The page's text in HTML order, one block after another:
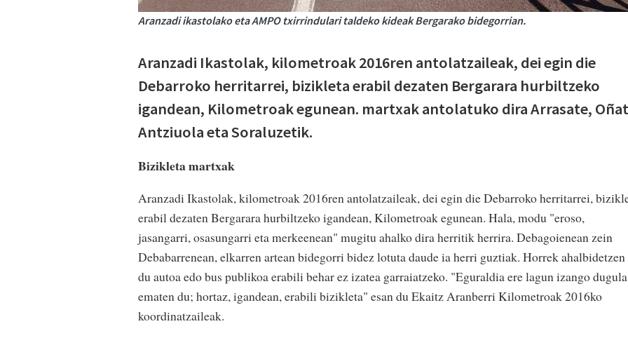
Aranzadi ikastolako eta AMPO txirrindulari taldeko kideak Bergarako bidegorrian.
Aranzadi Ikastolak, kilometroak 2016ren antolatzaileak, dei egin die
Debarroko herritarrei, bizikleta erabil dezaten Bergarara hurbiltzeko
igandean, Kilometroak egunean. martxak antolatuko dira Arrasate,
Antziuola eta Soraluzetik.
Bizikleta martxak
Aranzadi Ikastolak, kilometroak 2016ren antolatzaileak, dei egin die Debarroko herritarrei,
erabil dezaten Bergarara hurbiltzeko igandean, Kilometroak egunean. Hala, modu "eroso,
jasangarri, osasungarri eta merkeenean" mugitu ahalko dira herritik herrira. Debagoienean zein
Debabarrenean, elkarren artean bidegorri bidez lotuta daude ia herri guztiak. Horrek ahalbidetzen
du autoa edo bus publikoa erabili behar ez izatea garraiatzeko. "Eguraldia ere lagun izango dugula
ematen du; hortaz, igandean, erabili bizikleta" esan du Ekaitz Aranberri Kilometroak 2016ko
koordinatzaileak.